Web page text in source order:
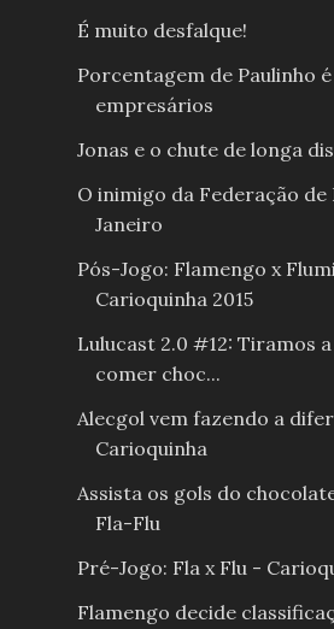
É muito desfalque!
Porcentagem de Paulinho
empresários
Jonas e o chute de longa
O inimigo da Federação de
Janeiro
Pós-Jogo: Flamengo x
Carioquinha 2015
Lulucast 2.0 #12: Tiramos
comer choc...
Alecgol vem fazendo a
Carioquinha
Assista os gols do
Fla-Flu
Pré-Jogo: Fla x Flu -
Flamengo decide